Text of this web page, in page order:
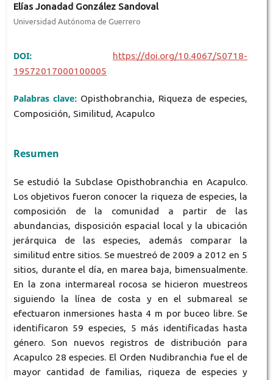
Elías Jonadad González Sandoval
Universidad Autónoma de Guerrero
DOI:
https://doi.org/10.4067/S0718-
19572017000100005
Palabras clave: Opisthobranchia, Riqueza de especies,
Composición, Similitud, Acapulco
Resumen
Se estudió la Subclase Opisthobranchia en Acapulco.
Los objetivos fueron conocer la riqueza de especies, la
composición de la comunidad a partir de las
abundancias, disposición espacial local y la ubicación
jerárquica de las especies, además comparar la
similitud entre sitios. Se muestreó de 2009 a 2012 en 5
sitios, durante el día, en marea baja, bimensualmente.
En la zona intermareal rocosa se hicieron muestreos
siguiendo la línea de costa y en el submareal se
efectuaron inmersiones hasta 4 m por buceo libre. Se
identificaron 59 especies, 5 más identificadas hasta
género. Son nuevos registros de distribución para
Acapulco 28 especies. El Orden Nudibranchia fue el de
mayor cantidad de familias, riqueza de especies y